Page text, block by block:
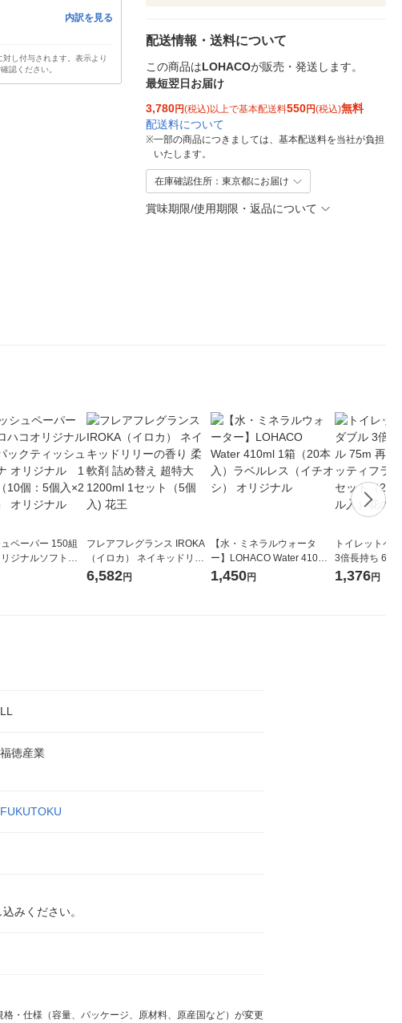
内訳を見る
し付与されます。表示より
認ください。
配送情報・送料について
この商品はLOHACOが販売・発送します。
最短翌日お届け
3,780円(税込)以上で基本配送料550円(税込)無料
配送料について
※一部の商品につきましては、基本配送料を当社が負担
いたします。
在庫確認住所：東京都にお届け
賞味期限/使用期限・返品について
ペーパー 150組
ジナルソフトパ
シュ フィオナ オ
フレアフレグランス IROKA
（イロカ） ネイキッドリリ
ーの香り 柔軟剤 詰め替え 超
6,582円
【水・ミネラルウォータ
ー】LOHACO Water 410ml
1箱（20本入）ラベルレス
1,450円
トイレットペ
3倍長持ち 6ロール
紙配合 スコッ
1,376円
LL
福徳産業
FUKUTOKU
みください。
・仕様（容量、パッケージ、原材料、原産国など）が変更